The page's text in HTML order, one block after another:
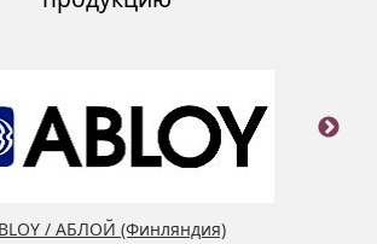
/ АБЛОЙ (Финляндия)